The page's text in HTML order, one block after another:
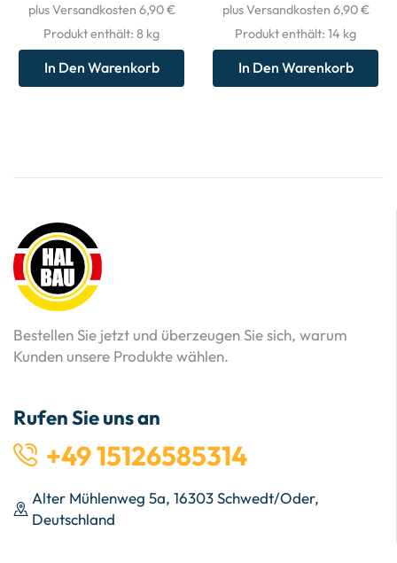
plus Versandkosten 6,90 €
Produkt enthält: 8 kg
In Den Warenkorb
plus Versandkosten 6,90 €
Produkt enthält: 14 kg
In Den Warenkorb
Bestellen Sie jetzt und überzeugen Sie sich, warum
Kunden unsere Produkte wählen.
Rufen Sie uns an
+49 15126585314
Alter Mühlenweg 5a, 16303 Schwedt/Oder,
Deutschland